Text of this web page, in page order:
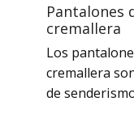
Pantalones
cremallera
Los
cremallera
de